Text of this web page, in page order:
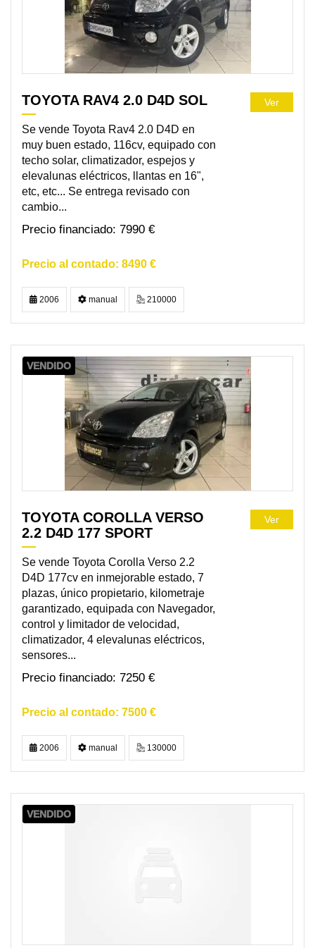
TOYOTA RAV4 2.0 D4D SOL
Se vende Toyota Rav4 2.0 D4D en
muy buen estado, 116cv, equipado con
techo solar, climatizador, espejos y
elevalunas eléctricos, llantas en 16",
etc, etc... Se entrega revisado con
cambio...
7990 €
8490 €
Ver
2006 manual 210000
VENDIDO
TOYOTA COROLLA VERSO
2.2 D4D 177 SPORT
Se vende Toyota Corolla Verso 2.2
D4D 177cv en inmejorable estado, 7
plazas, único propietario, kilometraje
garantizado, equipada con Navegador,
control y limitador de velocidad,
climatizador, 4 elevalunas eléctricos,
sensores...
7250 €
7500 €
Ver
2006 manual 130000
VENDIDO